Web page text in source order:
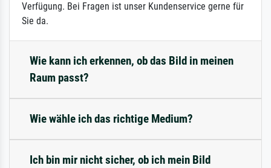
Verfügung. Bei Fragen ist unser Kundenservice gerne für
Sie da.
Wie kann ich erkennen, ob das Bild in meinen
Raum passt?
Wie wähle ich das richtige Medium?
Ich bin mir nicht sicher, ob ich mein Bild